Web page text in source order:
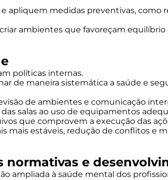
apliquem medidas preventivas, como
ambientes que favoreçam equilíbrio
políticas internas.
de maneira sistemática a saúde e
de ambientes e comunicação
salas ao uso de equipamentos
que comprovem a execução das
mais estáveis, redução de conflitos e
e
ampliada à saúde mental dos